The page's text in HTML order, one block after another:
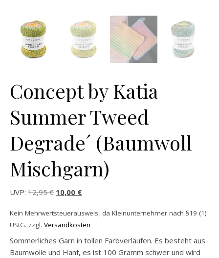
Concept by Katia
Summer Tweed
Degrade´ (Baumwoll
Mischgarn)
UVP: 12,95€ Ursprünglicher Preis war: 12,95 €
10,00 €Aktueller Preis ist: 10,00 €.
Kein Mehrwertsteuerausweis, da Kleinunternehmer nach §19 (1)
UStG. zzgl. Versandkosten
Sommerliches Garn in tollen Farbverläufen. Es besteht aus
Baumwolle und Hanf, es ist 100 Gramm schwer und wird